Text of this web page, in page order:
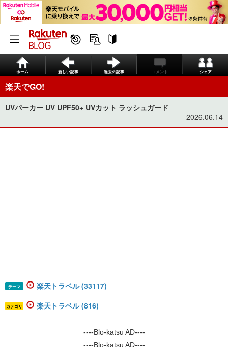
ホーム 新しい記事 過去の記事 コメント シェア
楽天でGO!
UVパーカー UV UPF50+ UVカット ラッシュガード
2026.06.14
テーマ 楽天トラベル (33117)
カテゴリ 楽天トラベル (816)
----Blo-katsu AD----
----Blo-katsu AD----